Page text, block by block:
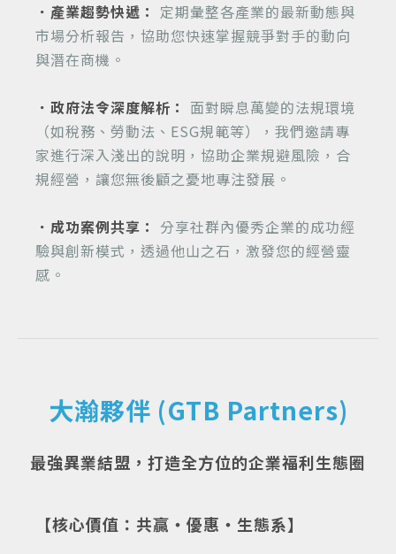
．產業趨勢快遞： 定期彙整各產業的最新動態與
市場分析報告，協助您快速掌握競爭對手的動向
與潛在商機。
．政府法令深度解析： 面對瞬息萬變的法規環境
（如稅務、勞動法、ESG規範等），我們邀請專
家進行深入淺出的說明，協助企業規避風險，合
規經營，讓您無後顧之憂地專注發展。
．成功案例共享： 分享社群內優秀企業的成功經
驗與創新模式，透過他山之石，激發您的經營靈
感。
大瀚夥伴 (GTB Partners)
最強異業結盟，打造全方位的企業福利生態圈
【核心價值：共贏・優惠・生態系】